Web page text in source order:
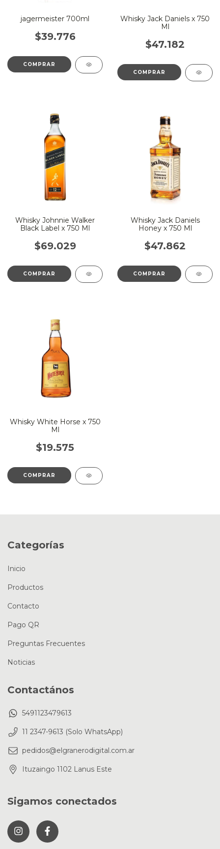
jagermeister 700ml
$39.776
Whisky Jack Daniels x 750
Ml
$47.182
Whisky Johnnie Walker
Black Label x 750 Ml
$69.029
Whisky Jack Daniels
Honey x 750 Ml
$47.862
Whisky White Horse x 750
Ml
$19.575
Categorías
Inicio
Productos
Contacto
Pago QR
Preguntas Frecuentes
Noticias
Contactános
5491123479613
11 2347-9613 (Solo WhatsApp)
pedidos@elgranerodigital.com.ar
Ituzaingo 1102 Lanus Este
Sigamos conectados